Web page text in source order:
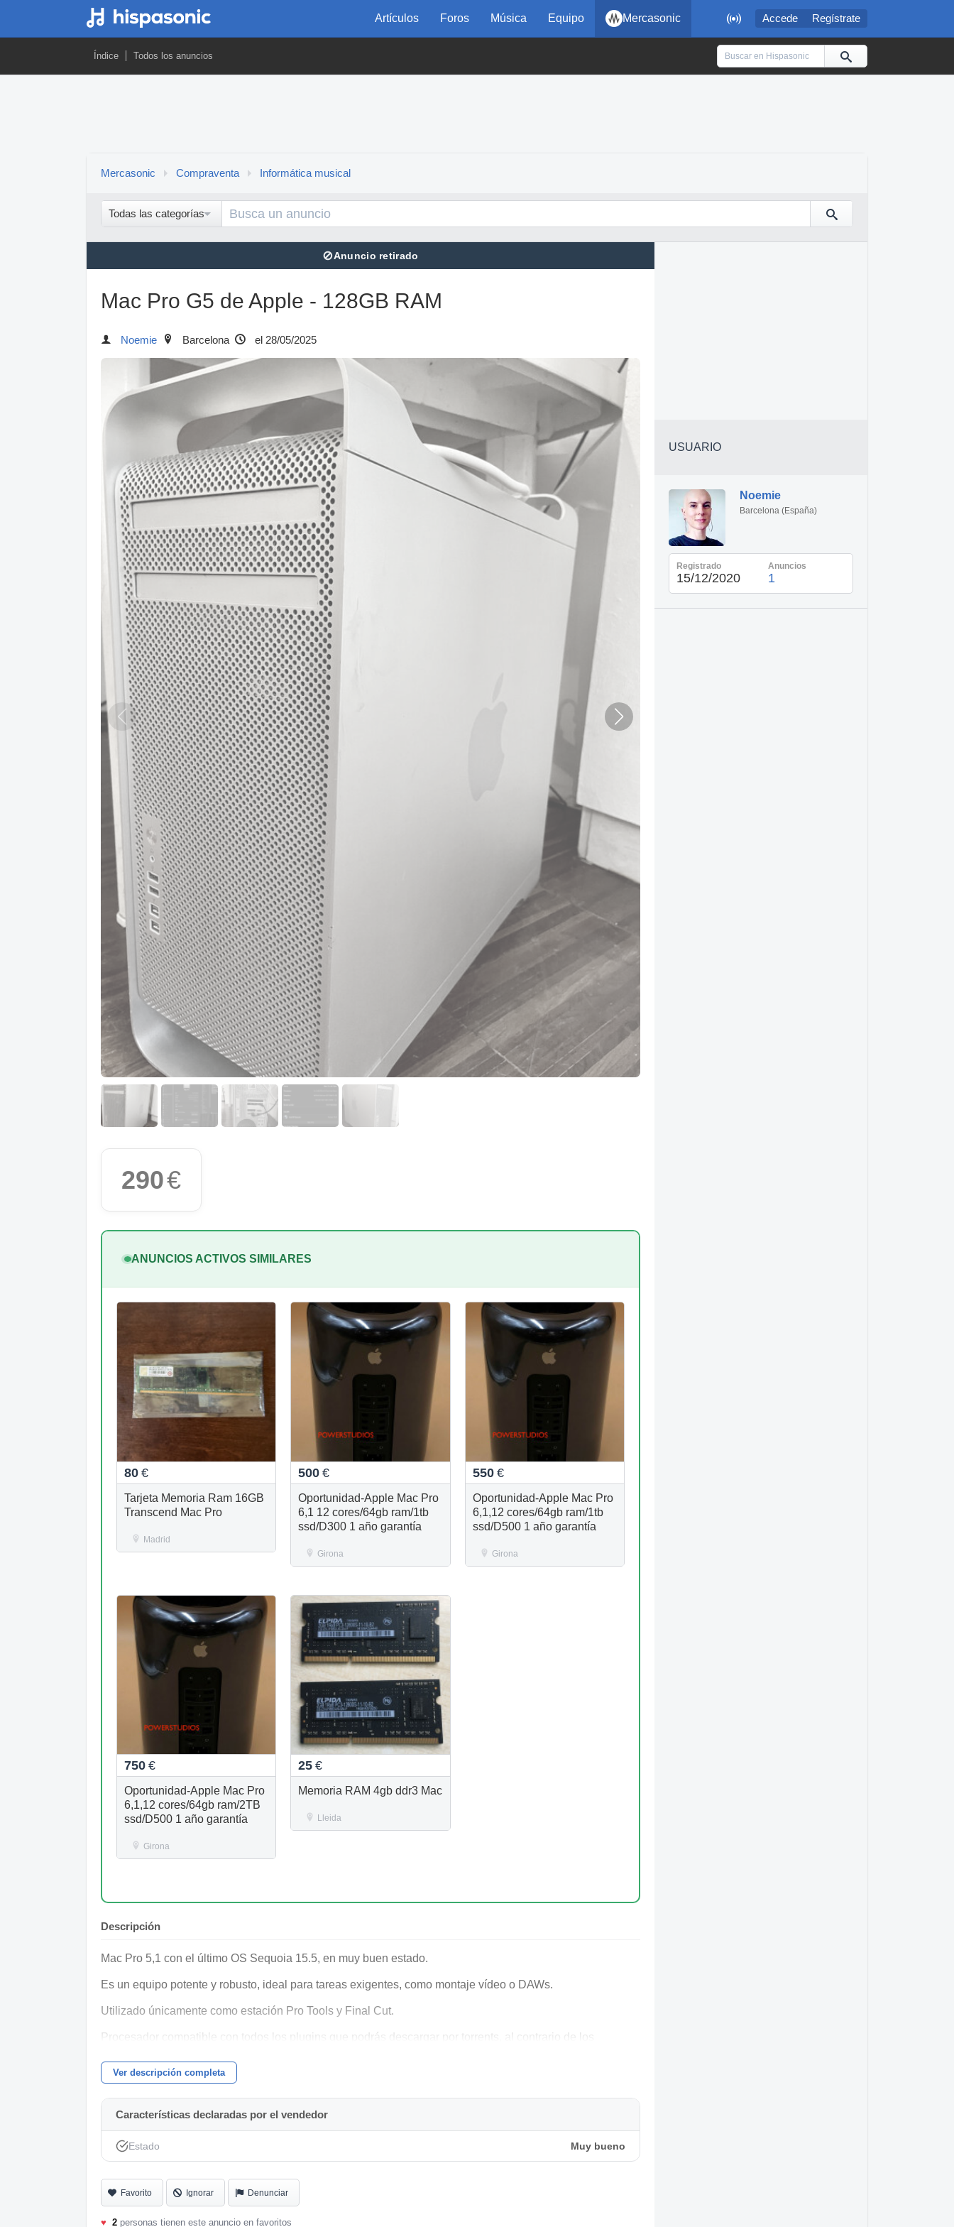
 Accede Regístrate
Artículos Foros Música Equipo Mercasonic
Índice Todos los anuncios
Mercasonic Compraventa Informática musical
Todas las categorías
⊘Anuncio retirado
Mac Pro G5 de Apple - 128GB RAM
Noemie Barcelona el 28/05/2025
290€
ANUNCIOS ACTIVOS SIMILARES
80 €
Tarjeta Memoria Ram 16GB
Transcend Mac Pro
Madrid
500 €
Oportunidad-Apple Mac Pro
6,1 12 cores/64gb ram/1tb
ssd/D300 1 año garantía
Girona
550 €
Oportunidad-Apple Mac Pro
6,1,12 cores/64gb ram/1tb
ssd/D500 1 año garantía
Girona
750 €
Oportunidad-Apple Mac Pro
6,1,12 cores/64gb ram/2TB
ssd/D500 1 año garantía
Girona
25 €
Memoria RAM 4gb ddr3 Mac
Lleida
Descripción
Mac Pro 5,1 con el último OS Sequoia 15.5, en muy buen estado.
Es un equipo potente y robusto, ideal para tareas exigentes, como montaje vídeo o DAWs.
Utilizado únicamente como estación Pro Tools y Final Cut.
Procesador compatible con todos los plugins que podrás descargar por torrents, al contrario de los
- Procesador: 2 x 3.46 GHz 6-Core Intel Xeon
- Gráficos: NVIDIA GeForce GTX 680 2 GB
- Memoria: 128 GB 1333 MHz DDR3
- 1 To SSD, más de 4 To en total -
macOS: Sequoia 15.5 en OpenCore
Ver descripción completa
Características declaradas por el vendedor
Estado Muy bueno
Favorito Ignorar Denunciar
♥ 2 personas tienen este anuncio en favoritos
USUARIO
Noemie
Barcelona (España)
Registrado
15/12/2020
Anuncios
1